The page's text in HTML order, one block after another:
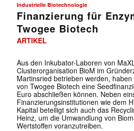
Industrielle Biotechnologie
Finanzierung für
Twogee Biotech
ARTIKEL
Aus den Inkubator-Laboren von
Clusterorganisation BioM im
Martinsried betrieben werden,
von Twogee Biotech eine
Euro abschließen können. Neben
Finanzierungsinstitutionen wie dem
Kapital beteiligt sich auch das
Heinz, um die Umwandlung von
Wertstoffen voranzutreiben.